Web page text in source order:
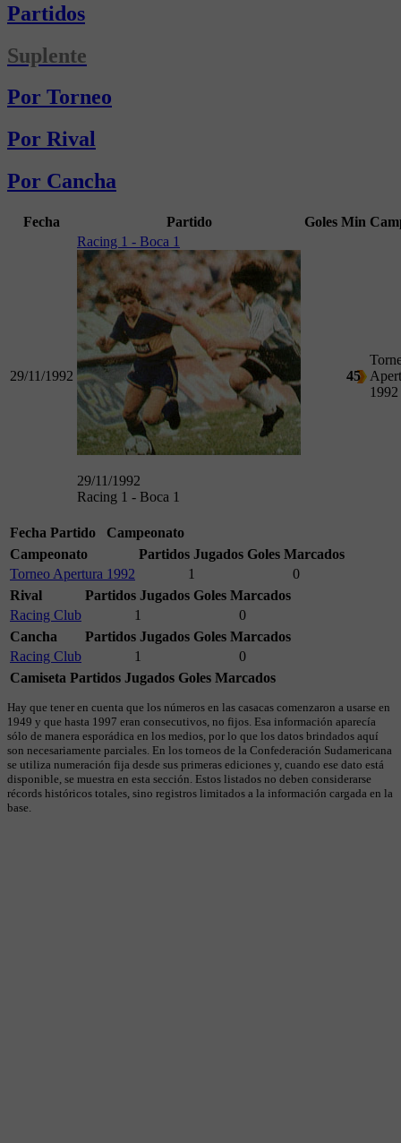
Partidos
Suplente
Por Torneo
Por Rival
Por Cancha
Fecha Partido Goles Min
29/11/1992
Racing 1 - Boca 1
29/11/1992
Racing 1 - Boca 1
45
1992
Fecha Partido
Campeonato
Campeonato
Partidos Jugados Goles Marcados
Torneo Apertura 1992
1
0
Rival
Partidos Jugados Goles Marcados
Racing Club
1
0
Cancha
Partidos Jugados Goles Marcados
Racing Club
1
0
Camiseta Partidos Jugados Goles Marcados
Hay que tener en cuenta que los números en las casacas comenzaron a usarse en
1949 y que hasta 1997 eran consecutivos, no fijos. Esa información aparecía
sólo de manera esporádica en los medios, por lo que los datos brindados aquí
son necesariamente parciales. En los torneos de la Confederación Sudamericana
se utiliza numeración fija desde sus primeras ediciones y, cuando ese dato está
disponible, se muestra en esta sección. Estos listados no deben considerarse
récords históricos totales, sino registros limitados a la información cargada en la
base.